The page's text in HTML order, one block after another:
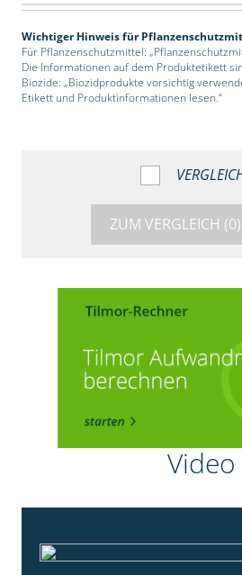
Wichtiger Hinweis für
Für Pflanzenschutzmittel:
Die Informationen auf dem Produktetikett
Biozide: „Biozidprodukte vorsichtig
Etikett und Produktinformationen lesen.“
ZUM VERGLEICH (0)
Video